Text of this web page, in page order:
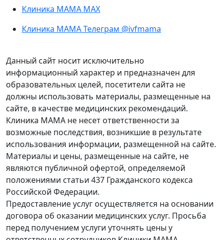
Клиника МАМА MAX
Клиника МАМА Телеграм @ivfmama
Данный сайт носит исключительно
информационный характер и предназначен для
образовательных целей, посетители сайта не
должны использовать материалы, размещенные на
сайте, в качестве медицинских рекомендаций.
Клиника МАМА не несет ответственности за
возможные последствия, возникшие в результате
использования информации, размещенной на сайте.
Материалы и цены, размещенные на сайте, не
являются публичной офертой, определяемой
положениями статьи 437 Гражданского кодекса
Российской Федерации.
Предоставление услуг осуществляется на основании
договора об оказании медицинских услуг. Просьба
перед получением услуги уточнять цены у